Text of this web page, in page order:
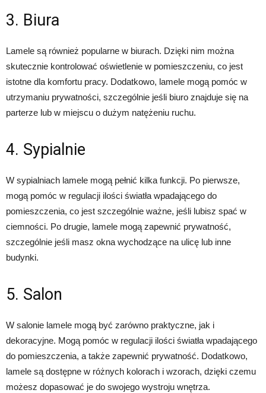
3. Biura
Lamele są również popularne w biurach. Dzięki nim można
skutecznie kontrolować oświetlenie w pomieszczeniu, co jest
istotne dla komfortu pracy. Dodatkowo, lamele mogą pomóc w
utrzymaniu prywatności, szczególnie jeśli biuro znajduje się na
parterze lub w miejscu o dużym natężeniu ruchu.
4. Sypialnie
W sypialniach lamele mogą pełnić kilka funkcji. Po pierwsze,
mogą pomóc w regulacji ilości światła wpadającego do
pomieszczenia, co jest szczególnie ważne, jeśli lubisz spać w
ciemności. Po drugie, lamele mogą zapewnić prywatność,
szczególnie jeśli masz okna wychodzące na ulicę lub inne
budynki.
5. Salon
W salonie lamele mogą być zarówno praktyczne, jak i
dekoracyjne. Mogą pomóc w regulacji ilości światła wpadającego
do pomieszczenia, a także zapewnić prywatność. Dodatkowo,
lamele są dostępne w różnych kolorach i wzorach, dzięki czemu
możesz dopasować je do swojego wystroju wnętrza.